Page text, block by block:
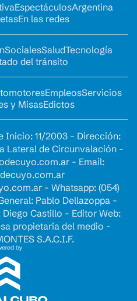
EspectáculosArgentina
En las redes
SocialesSaludTecnología
del tránsito
EmpleosServicios
y MisasEdictos
Inicio: 11/2003 - Dirección:
Lateral de Circunvalación -
- Email:
- Whatsapp: (054)
Pablo Dellazoppa -
Castillo - Editor Web:
propietaria del medio -
S.A.C.I.F.